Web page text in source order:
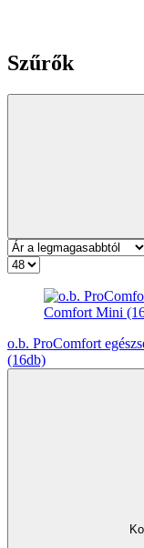
Szűrők
o.b. ProComfort
(16db)